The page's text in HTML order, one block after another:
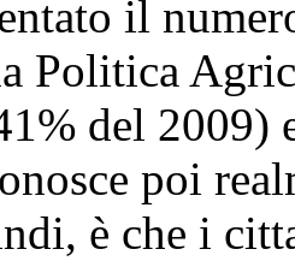
il
Politica
del 2009)
poi
è che i